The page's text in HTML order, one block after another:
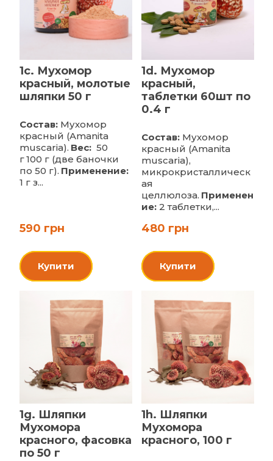
1c. Мухомор
красный, молотые
шляпки 50 г
Состав:Мухомор
красный (Amanita
muscaria). Вес: 50
г100 г (две баночки
по 50 г). Применение:
1 г з...
590 грн
Купити
1d. Мухомор
красный,
таблетки 60шт по
0.4 г
Состав:Мухомор
красный (Amanita
muscaria),
микрокристаллическ
ая
целлюлоза. Применен
ие:2 таблетки,...
480 грн
Купити
1g. Шляпки
Мухомора
красного, фасовка
по 50 г
1h. Шляпки
Мухомора
красного, 100 г